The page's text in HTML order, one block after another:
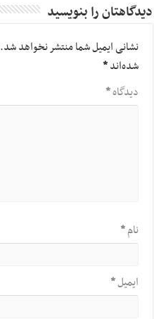
دیدگاهتان را بنویسید
نشانی ایمیل شما منتشر نخواهد شد.
شده‌اند*
دیدگاه*
نام*
ایمیل*